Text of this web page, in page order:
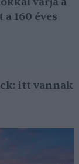
160 éves
itt vannak